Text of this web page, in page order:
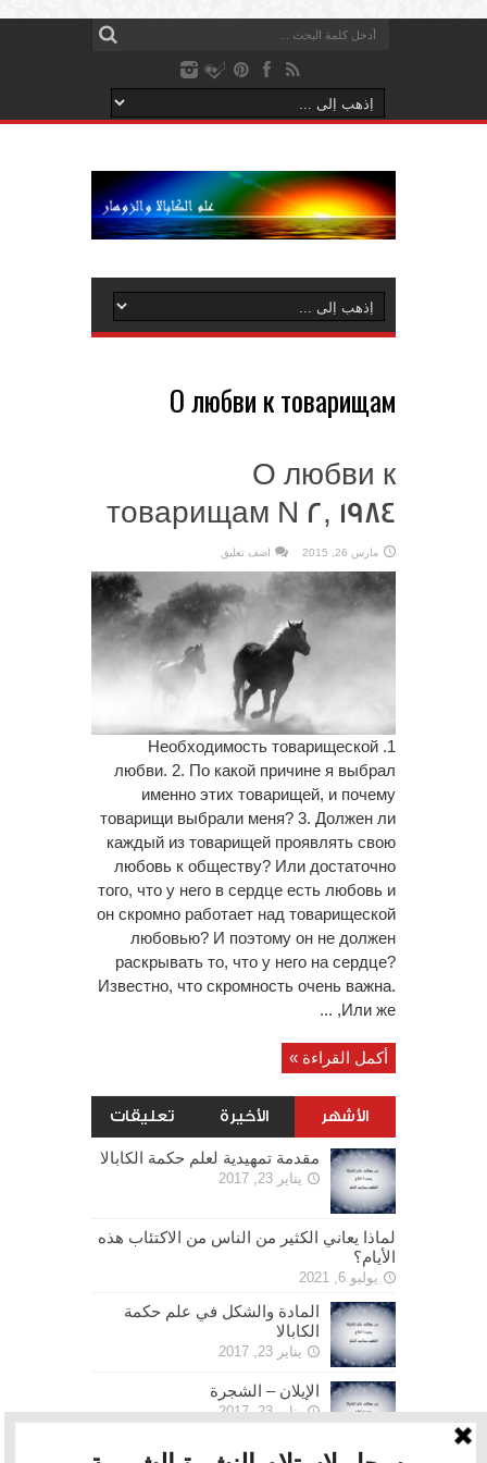
О любви к товарищам
О любви к
товарищам N 2, 1984
مارس 26, 2015 اضف تعليق
1. Необходимость товарищеской
любви. 2. По какой причине я выбрал
именно этих товарищей, и почему
товарищи выбрали меня? 3. Должен ли
каждый из товарищей проявлять свою
любовь к обществу? Или достаточно
того, что у него в сердце есть любовь и
он скромно работает над товарищеской
любовью? И поэтому он не должен
раскрывать то, что у него на сердце?
Известно, что скромность очень важна.
Или же, ...
أكمل القراءة »
الأشهر الأخيرة تعليقات
مقدمة تمهيدية لعلم حكمة الكابالا
يناير 23, 2017
لماذا يعاني الكثير من الناس من الاكتئاب هذه
الأيام؟
يوليو 6, 2021
المادة والشكل في علم حكمة
الكابالا
يناير 23, 2017
الإيلان – الشجرة
يناير 23, 2017